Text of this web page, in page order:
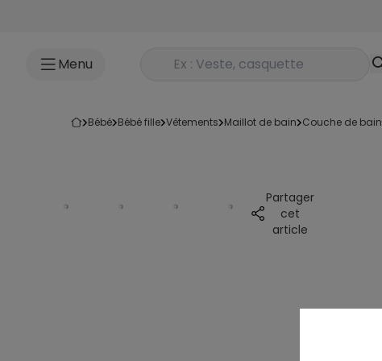
Menu Rechercher un produit
bébé bébé fille vêtements maillot de bain couche de bain
Partager
cet
article